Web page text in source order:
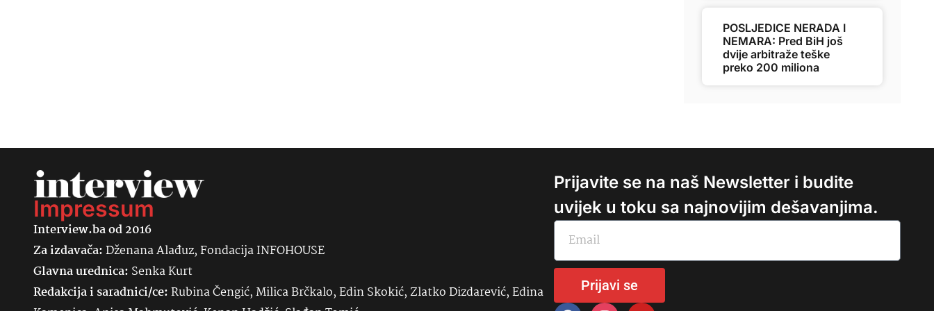
POSLJEDICE NERADA I
NEMARA: Pred BiH još
dvije arbitraže teške
preko 200 miliona
Impressum
Interview.ba od 2016
Za izdavača:Dženana Alađuz, Fondacija INFOHOUSE
Glavna urednica: SenkaKurt
Redakcija i saradnici/ce:Rubina Čengić, Milica Brčkalo, Edin Skokić, Zlatko Dizdarević, Edina
Prijavite se na naš Newsletter i budite
uvijek u toku sa najnovijim dešavanjima.
Prijavi se